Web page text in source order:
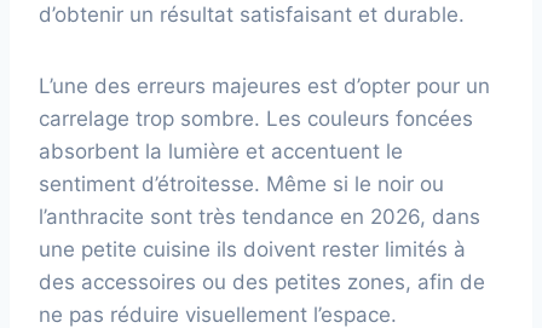
d’obtenir un résultat satisfaisant et durable.
L’une des erreurs majeures est d’opter pour un
carrelage trop sombre. Les couleurs foncées
absorbent la lumière et accentuent le
sentiment d’étroitesse. Même si le noir ou
l’anthracite sont très tendance en 2026, dans
une petite cuisine ils doivent rester limités à
des accessoires ou des petites zones, afin de
ne pas réduire visuellement l’espace.